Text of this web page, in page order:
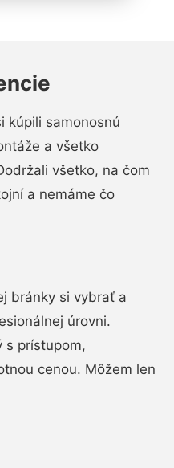
kúpili samonosnú
a všetko
všetko, na čom
a nemáme čo
bránky si vybrať a
úrovni.
s prístupom,
cenou. Môžem len